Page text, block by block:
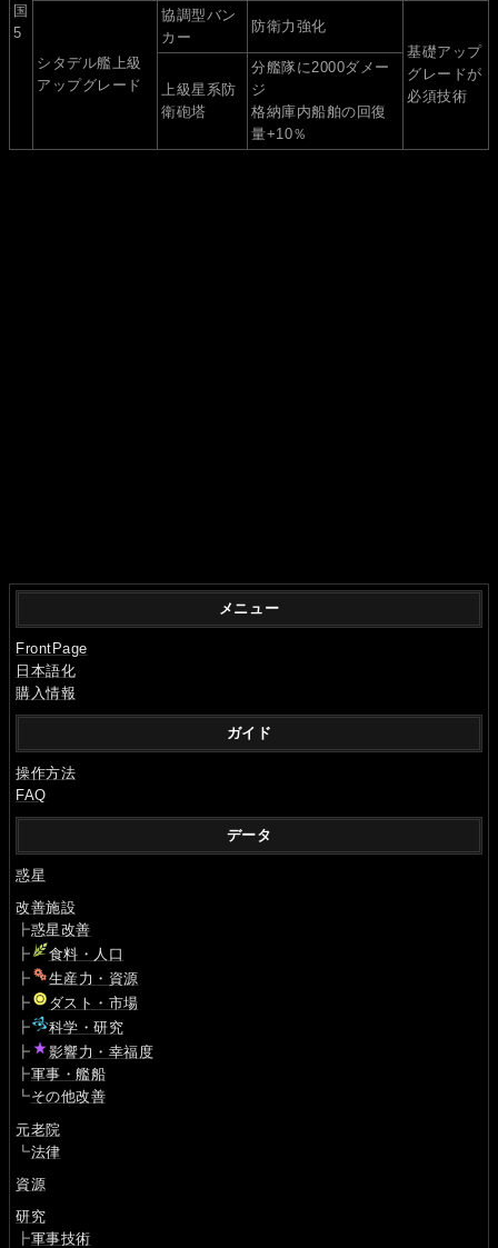
国
5
シタデル艦上級
アップグレード
協調型バン
カー
防衛力強化
基礎アップ
グレードが
必須技術
上級星系防
衛砲塔
分艦隊に2000ダメー
ジ
格納庫内船舶の回復
量+10％
メニュー
FrontPage
日本語化
購入情報
ガイド
操作方法
FAQ
データ
惑星
改善施設
┣惑星改善
┣
食料・人口
┣
生産力・資源
┣
ダスト・市場
┣
科学・研究
┣
影響力・幸福度
┣軍事・艦船
┗その他改善
元老院
┗法律
資源
研究
┣軍事技術